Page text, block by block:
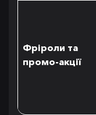
Фріроли та
промо-акції